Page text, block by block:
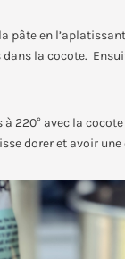
pâte en
la cocote.
220° avec la
dorer et avoir